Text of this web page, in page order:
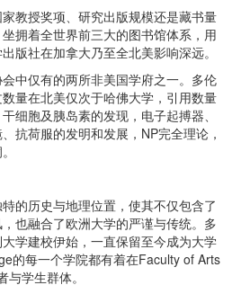
教授奖项、研究出版规模还是藏书量
拥着全世界前三大的图书馆体系，用
版社在加拿大乃至全北美影响深远。
中仅有的两所非美国学府之一。多伦
量在北美仅次于哈佛大学，引用数量
细胞及胰岛素的发现，电子起搏器、
抗荷服的发明和发展，NP完全理论，
的历史与地理位置，使其不仅包含了
也融合了欧洲大学的严谨与传统。多
学建校伊始，一直保留至今成为大学
的每一个学院都有着在Faculty of Arts
学生群体。